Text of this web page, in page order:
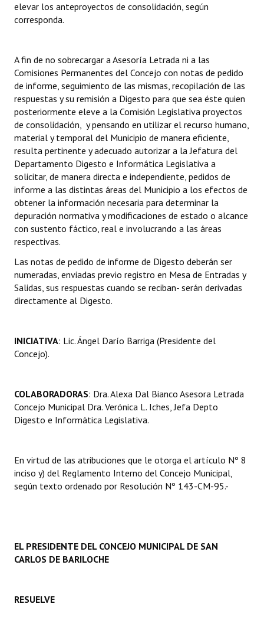
elevar los anteproyectos de consolidación, según
corresponda.
A fin de no sobrecargar a Asesoría Letrada ni a las
Comisiones Permanentes del Concejo con notas de pedido
de informe, seguimiento de las mismas, recopilación de las
respuestas y su remisión a Digesto para que sea éste quien
posteriormente eleve a la Comisión Legislativa proyectos
de consolidación, y pensando en utilizar el recurso humano,
material y temporal del Municipio de manera eficiente,
resulta pertinente y adecuado autorizar a la Jefatura del
Departamento Digesto e Informática Legislativa a
solicitar, de manera directa e independiente, pedidos de
informe a las distintas áreas del Municipio a los efectos de
obtener la información necesaria para determinar la
depuración normativa y modificaciones de estado o alcance
con sustento fáctico, real e involucrando a las áreas
respectivas.
Las notas de pedido de informe de Digesto deberán ser
numeradas, enviadas previo registro en Mesa de Entradas y
Salidas, sus respuestas cuando se reciban- serán derivadas
directamente al Digesto.
INICIATIVA: Lic. Ángel Darío Barriga (Presidente del
Concejo).
COLABORADORAS: Dra. Alexa Dal Bianco Asesora Letrada
Concejo Municipal Dra. Verónica L. Iches, Jefa Depto
Digesto e Informática Legislativa.
En virtud de las atribuciones que le otorga el artículo Nº 8
inciso y) del Reglamento Interno del Concejo Municipal,
según texto ordenado por Resolución Nº 143-CM-95.-
EL PRESIDENTE DEL CONCEJO MUNICIPAL DE SAN
CARLOS DE BARILOCHE
RESUELVE